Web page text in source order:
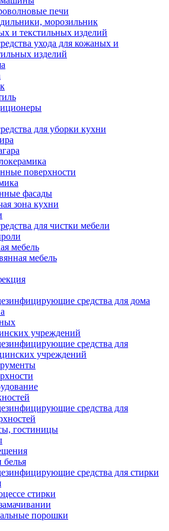
печи
морозильник
и текстильных изделий
ухода для кожаных и
изделий
для уборки кухни
поверхности
фасады
зона кухни
для чистки мебели
мебель
мебель
средства для дома
учреждений
средства для
учреждений
средства для
гостиницы
белья
средства для стирки
стирки
порошки